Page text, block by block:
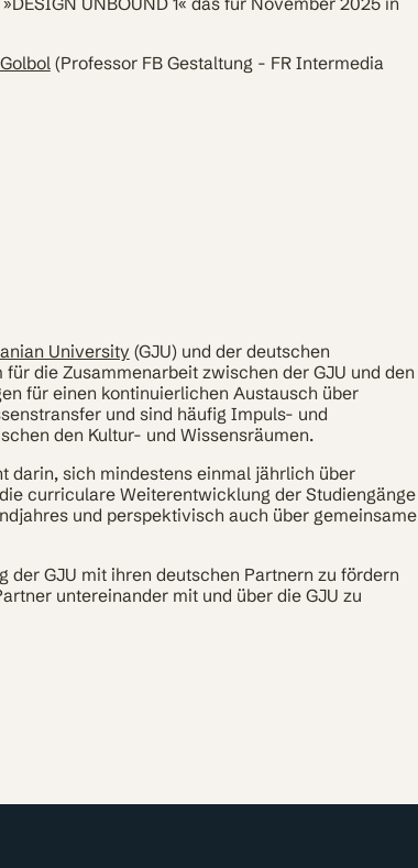
(Professor FB Gestaltung - FR Intermedia
University (GJU) und der deutschen
die Zusammenarbeit zwischen der GJU und den
für einen kontinuierlichen Austausch über
und sind häufig Impuls- und
den Kultur- und Wissensräumen.
darin, sich mindestens einmal jährlich über
curriculare Weiterentwicklung der Studiengänge
und perspektivisch auch über gemeinsame
der GJU mit ihren deutschen Partnern zu fördern
untereinander mit und über die GJU zu